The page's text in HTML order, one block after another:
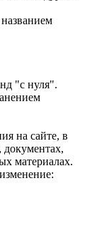
"с нуля".
на сайте, в
документах,
материалах.